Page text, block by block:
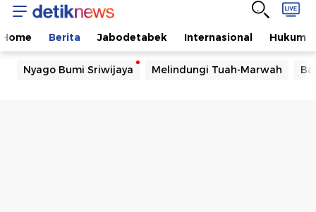
Home Berita Jabodetabek Internasional Hukum
Nyago Bumi Sriwijaya Melindungi Tuah-Marwah